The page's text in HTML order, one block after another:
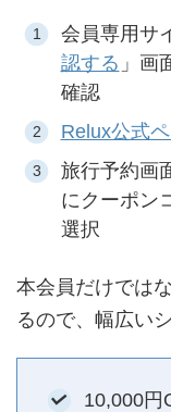
会員専用サ
認する 」画
確認
Relux公式
旅行予約画
にクーポン
選択
本会員だけでは
るので、幅広い
10,000円